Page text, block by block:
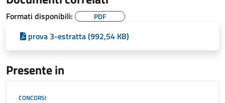
Formati disponibili: PDF
prova 3-estratta (992,54 KB)
Presente in
CONCORSI